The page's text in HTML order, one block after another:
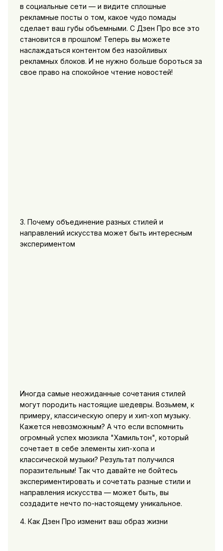
в социальные сети — и видите сплошные
рекламные посты о том, какое чудо помады
сделает ваш губы объемными. С Дзен Про все это
становится в прошлом! Теперь вы можете
наслаждаться контентом без назойливых
рекламных блоков. И не нужно больше бороться за
свое право на спокойное чтение новостей!
3. Почему объединение разных стилей и
направлений искусства может быть интересным
экспериментом
Иногда самые неожиданные сочетания стилей
могут породить настоящие шедевры. Возьмем, к
примеру, классическую оперу и хип-хоп музыку.
Кажется невозможным? А что если вспомнить
огромный успех мюзикла "Хамильтон", который
сочетает в себе элементы хип-хопа и
классической музыки? Результат получился
поразительным! Так что давайте не бойтесь
экспериментировать и сочетать разные стили и
направления искусства — может быть, вы
создадите нечто по-настоящему уникальное.
4. Как Дзен Про изменит ваш образ жизни